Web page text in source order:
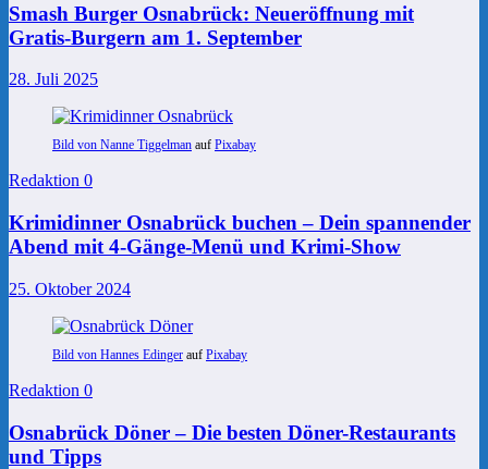
Smash Burger Osnabrück: Neueröffnung mit
Gratis-Burgern am 1. September
28. Juli 2025
Bild von Nanne Tiggelman auf Pixabay
Redaktion 0
Krimidinner Osnabrück buchen – Dein spannender
Abend mit 4-Gänge-Menü und Krimi-Show
25. Oktober 2024
Bild von Hannes Edinger auf Pixabay
Redaktion 0
Osnabrück Döner – Die besten Döner-Restaurants
und Tipps